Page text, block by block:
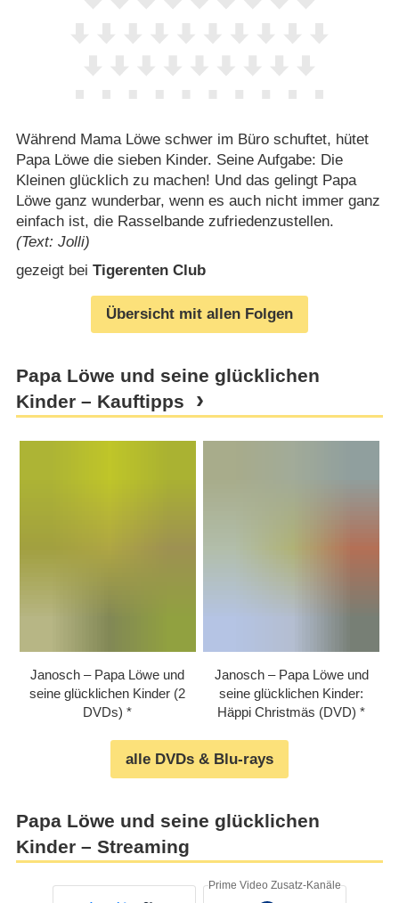
Während Mama Löwe schwer im Büro schuftet, hütet
Papa Löwe die sieben Kinder. Seine Aufgabe: Die
Kleinen glücklich zu machen! Und das gelingt Papa
Löwe ganz wunderbar, wenn es auch nicht immer ganz
einfach ist, die Rasselbande zufriedenzustellen.
(Text: Jolli)
gezeigt bei Tigerenten Club
Übersicht mit allen Folgen
Papa Löwe und seine glücklichen
Kinder – Kauftipps
Janosch – Papa Löwe und
seine glücklichen Kinder (2
DVDs)
Janosch – Papa Löwe und
seine glücklichen Kinder:
Häppi Christmäs (DVD)
alle DVDs & Blu-rays
Papa Löwe und seine glücklichen
Kinder – Streaming
Prime Video Zusatz-Kanäle